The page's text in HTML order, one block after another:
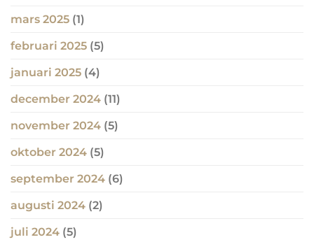
mars 2025 (1)
februari 2025 (5)
januari 2025 (4)
december 2024 (11)
november 2024 (5)
oktober 2024 (5)
september 2024 (6)
augusti 2024 (2)
juli 2024 (5)